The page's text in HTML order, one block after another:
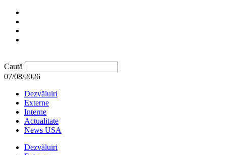
Caută
07/08/2026
Dezvăluiri
Externe
Interne
Actualitate
News USA
Dezvăluiri